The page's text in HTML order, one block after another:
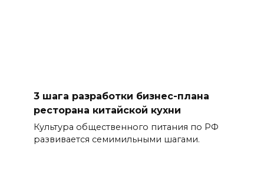
3 шага разработки бизнес-плана
ресторана китайской кухни
Культура общественного питания по РФ
развивается семимильными шагами.